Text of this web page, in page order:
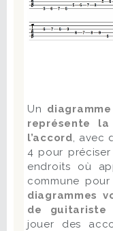
Un
représente
l’accord, avec
4 pour
endroits où
commune
diagrammes
de guitariste
jouer des